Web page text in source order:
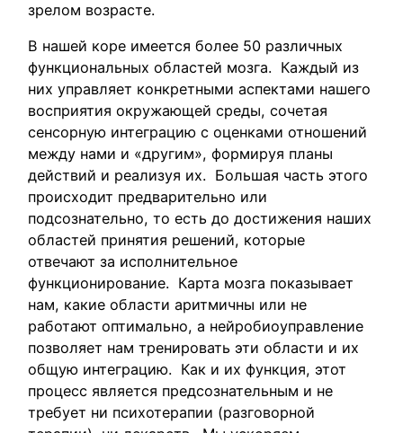
зрелом возрасте.
В нашей коре имеется более 50 различных
функциональных областей мозга. Каждый из
них управляет конкретными аспектами нашего
восприятия окружающей среды, сочетая
сенсорную интеграцию с оценками отношений
между нами и «другим», формируя планы
действий и реализуя их. Большая часть этого
происходит предварительно или
подсознательно, то есть до достижения наших
областей принятия решений, которые
отвечают за исполнительное
функционирование. Карта мозга показывает
нам, какие области аритмичны или не
работают оптимально, а нейробиоуправление
позволяет нам тренировать эти области и их
общую интеграцию. Как и их функция, этот
процесс является предсознательным и не
требует ни психотерапии (разговорной